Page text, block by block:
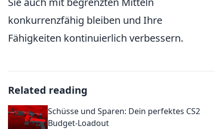
konkurrenzfähig bleiben und Ihre
Fähigkeiten kontinuierlich verbessern.
Related reading
Schüsse und Sparen: Dein perfektes CS2
Budget-Loadout